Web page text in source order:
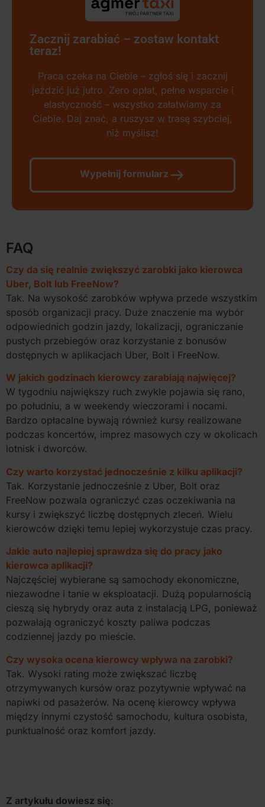
Zacznij zarabiać – zostaw kontakt
teraz!
Praca czeka na Ciebie – zgłoś się i zacznij
jeździć już jutro. Zero opłat, pełne wsparcie i
elastyczność – wszystko załatwiamy za
Ciebie. Daj znać, a ruszysz w trasę szybciej,
niż myślisz!
Wypełnij formularz
FAQ
Czy da się realnie zwiększyć zarobki jako kierowca
Uber, Bolt lub FreeNow?
Tak. Na wysokość zarobków wpływa przede wszystkim
sposób organizacji pracy. Duże znaczenie ma wybór
odpowiednich godzin jazdy, lokalizacji, ograniczanie
pustych przebiegów oraz korzystanie z bonusów
dostępnych w aplikacjach Uber, Bolt i FreeNow.
W jakich godzinach kierowcy zarabiają najwięcej?
W tygodniu największy ruch zwykle pojawia się rano,
po południu, a w weekendy wieczorami i nocami.
Bardzo opłacalne bywają również kursy realizowane
podczas koncertów, imprez masowych czy w okolicach
lotnisk i dworców.
Czy warto korzystać jednocześnie z kilku aplikacji?
Tak. Korzystanie jednocześnie z Uber, Bolt oraz
FreeNow pozwala ograniczyć czas oczekiwania na
kursy i zwiększyć liczbę dostępnych zleceń. Wielu
kierowców dzięki temu lepiej wykorzystuje czas pracy.
Jakie auto najlepiej sprawdza się do pracy jako
kierowca aplikacji?
Najczęściej wybierane są samochody ekonomiczne,
niezawodne i tanie w eksploatacji. Dużą popularnością
cieszą się hybrydy oraz auta z instalacją LPG, ponieważ
pozwalają ograniczyć koszty paliwa podczas
codziennej jazdy po mieście.
Czy wysoka ocena kierowcy wpływa na zarobki?
Tak. Wysoki rating może zwiększać liczbę
otrzymywanych kursów oraz pozytywnie wpływać na
napiwki od pasażerów. Na ocenę kierowcy wpływa
między innymi czystość samochodu, kultura osobista,
punktualność oraz komfort jazdy.
Z artykułu dowiesz się: